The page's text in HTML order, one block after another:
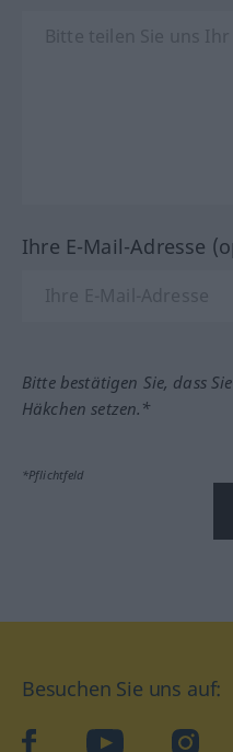
Ihre E-Mail-Adresse
Bitte bestätigen Sie, dass
Häkchen setzen.*
*Pflichtfeld
Besuchen Sie uns auf:
facebookYouTube